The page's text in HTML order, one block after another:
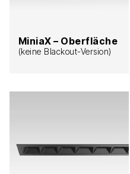
MiniaX – Oberfläche
(keine Blackout-Version)